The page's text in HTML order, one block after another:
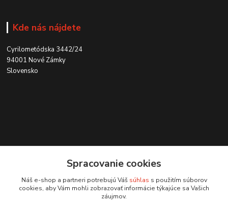
Kde nás nájdete
Cyrilometódska 3442/24
94001 Nové Zámky
Slovensko
0915 707 737
(Po-Pia, 8-15 hod.)
Spracovanie cookies
Náš e-shop a partneri potrebujú Váš súhlas s použitím súborov
cookies, aby Vám mohli zobrazovať informácie týkajúce sa Vašich
záujmov.